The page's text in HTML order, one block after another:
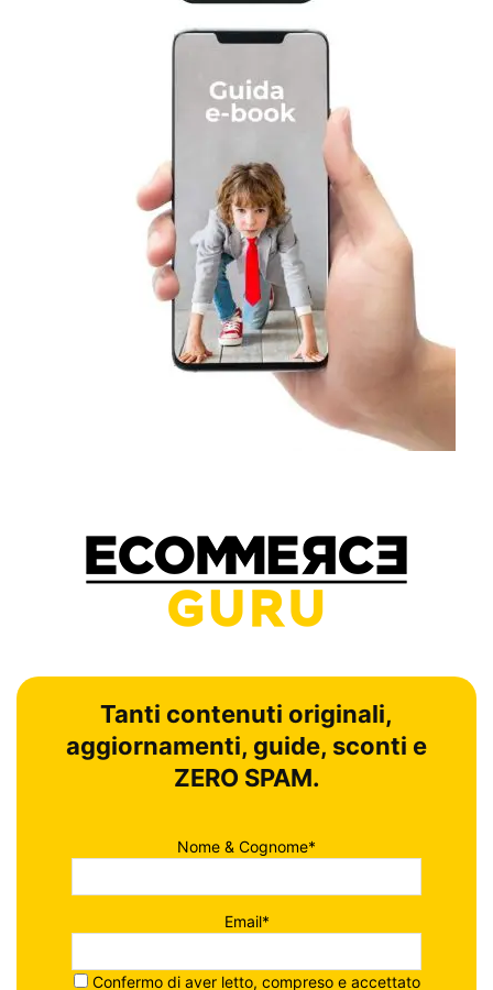
Tanti contenuti originali,
aggiornamenti, guide, sconti e
ZERO SPAM.
Nome & Cognome*
Email*
Confermo di aver letto, compreso e accettato